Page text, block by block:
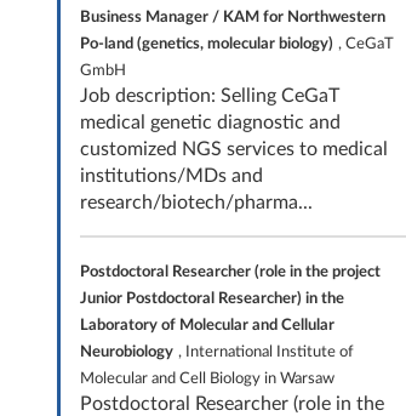
Business Manager / KAM for Northwestern
Po-land (genetics, molecular biology) , CeGaT
GmbH
Job description: Selling CeGaT
medical genetic diagnostic and
customized NGS services to medical
institutions/MDs and
research/biotech/pharma...
Postdoctoral Researcher (role in the project
Junior Postdoctoral Researcher) in the
Laboratory of Molecular and Cellular
Neurobiology , International Institute of
Molecular and Cell Biology in Warsaw
Postdoctoral Researcher (role in the